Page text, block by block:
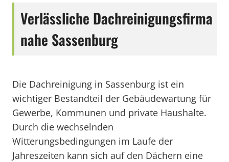
Verlässliche Dachreinigungsfirma
nahe Sassenburg
Die Dachreinigung in Sassenburg ist ein
wichtiger Bestandteil der Gebäudewartung für
Gewerbe, Kommunen und private Haushalte.
Durch die wechselnden
Witterungsbedingungen im Laufe der
Jahreszeiten kann sich auf den Dächern eine